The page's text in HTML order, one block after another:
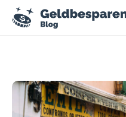
Besparen
Budgettips